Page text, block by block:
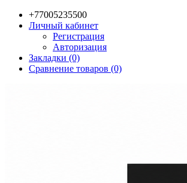
+77005235500
Личный кабинет
Регистрация
Авторизация
Закладки (0)
Сравнение товаров (0)